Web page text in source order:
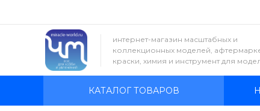
интернет-магазин масштабных и
коллекционных моделей,
краски, химия и инструмент для
КАТАЛОГ ТОВАРОВ